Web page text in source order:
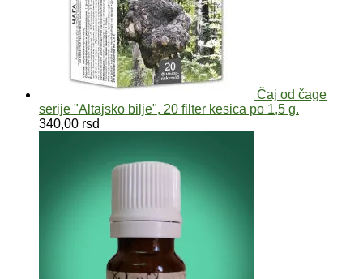
Čaj od čage
serije "Altajsko bilje", 20 filter kesica po 1,5 g.
340,00 rsd